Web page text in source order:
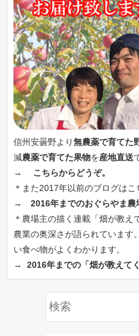
信州安曇野より無農薬で育てた
減農薬で育てた果物を産地直送
→ こちらからどうぞ。
＊また2017年以前のブログはこ
→2016年までのおぐらやま農
＊農場主の描く連載「畑が教え
農業の奥深さが語られています
い食べ物がよくわかります。
→2016年までの「畑が教えて